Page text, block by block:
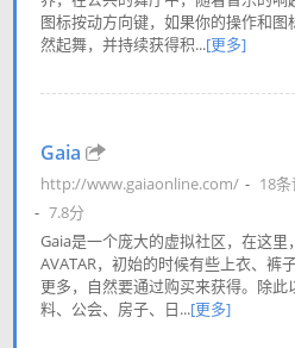
图标按动方向键，如果你的操作和
然起舞，并持续获得积...[更多]
Gaia
http://www.gaiaonline.com/
18
7.8分
Gaia是一个庞大的虚拟社区，在这里
AVATAR，初始的时候有些上衣、裤
更多，自然要通过购买来获得。除
料、公会、房子、日...[更多]